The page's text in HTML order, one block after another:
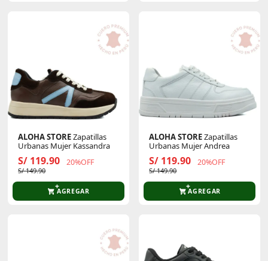
ALOHA STOREZapatillas
Urbanas Mujer Kassandra
S/ 119.90 20%OFF
S/ 149.90
AGREGAR
ALOHA STOREZapatillas
Urbanas Mujer Andrea
S/ 119.90 20%OFF
S/ 149.90
AGREGAR